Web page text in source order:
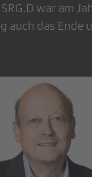
war am
auch das Ende